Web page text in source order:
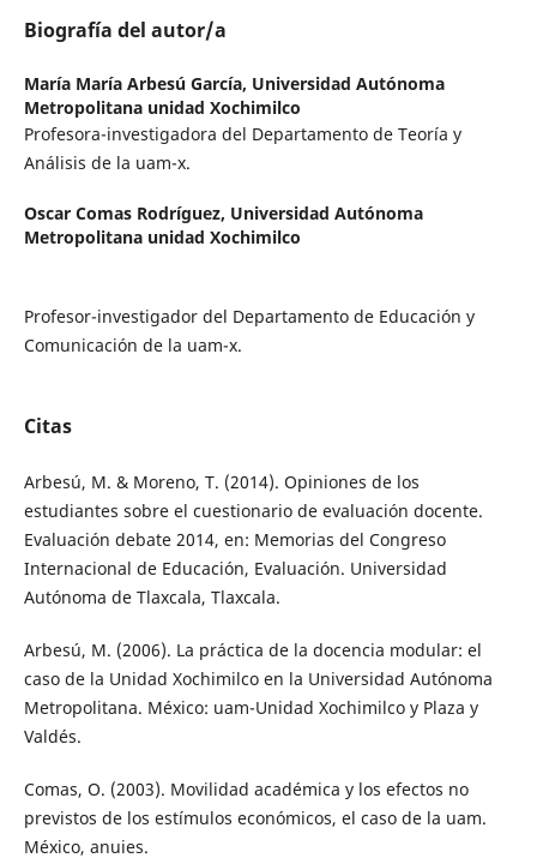
Biografía del autor/a
María María Arbesú García, Universidad Autónoma
Metropolitana unidad Xochimilco
Profesora-investigadora del Departamento de Teoría y
Análisis de la uam-x.
Oscar Comas Rodríguez, Universidad Autónoma
Metropolitana unidad Xochimilco
Profesor-investigador del Departamento de Educación y
Comunicación de la uam-x.
Citas
Arbesú, M. & Moreno, T. (2014). Opiniones de los
estudiantes sobre el cuestionario de evaluación docente.
Evaluación debate 2014, en: Memorias del Congreso
Internacional de Educación, Evaluación. Universidad
Autónoma de Tlaxcala, Tlaxcala.
Arbesú, M. (2006). La práctica de la docencia modular: el
caso de la Unidad Xochimilco en la Universidad Autónoma
Metropolitana. México: uam-Unidad Xochimilco y Plaza y
Valdés.
Comas, O. (2003). Movilidad académica y los efectos no
previstos de los estímulos económicos, el caso de la uam.
México, anuies.